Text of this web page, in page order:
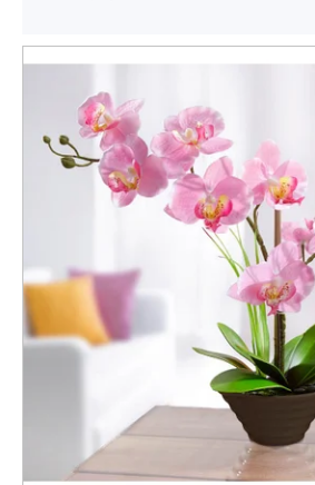
Výpis produktov